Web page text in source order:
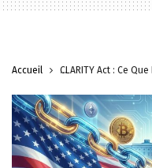
Accueil CLARITY Act : Ce